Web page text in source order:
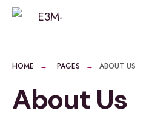
HOME PAGES ABOUT US
About Us